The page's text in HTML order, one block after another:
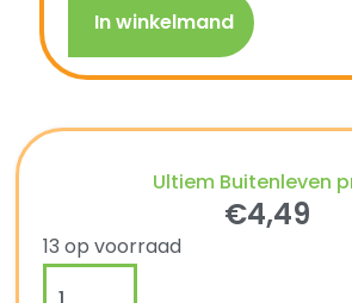
In winkelmand
Ultiem Buitenleven
€4,49
13 op voorraad